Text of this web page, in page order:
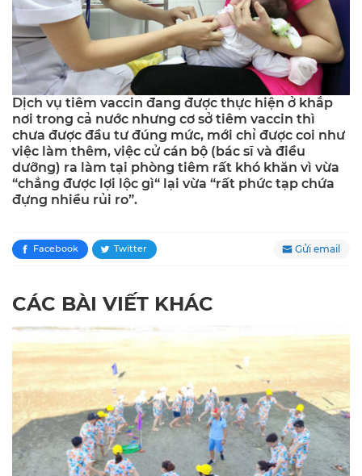
Dịch vụ tiêm vaccin đang được thực hiện ở khắp
nơi trong cả nước nhưng cơ sở tiêm vaccin thì
chưa được đầu tư đúng mức, mới chỉ được coi như
việc làm thêm, việc cử cán bộ (bác sĩ và điều
dưỡng) ra làm tại phòng tiêm rất khó khăn vì vừa
“chẳng được lợi lộc gì“ lại vừa “rất phức tạp chứa
đựng nhiều rủi ro”.
Facebook Twitter Gửi email
CÁC BÀI VIẾT KHÁC